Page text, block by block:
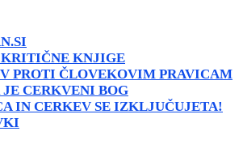
KNJIGE
PROTI ČLOVEKOVIM PRAVICAM
JE CERKVENI BOG
IN CERKEV SE IZKLJUČUJETA!